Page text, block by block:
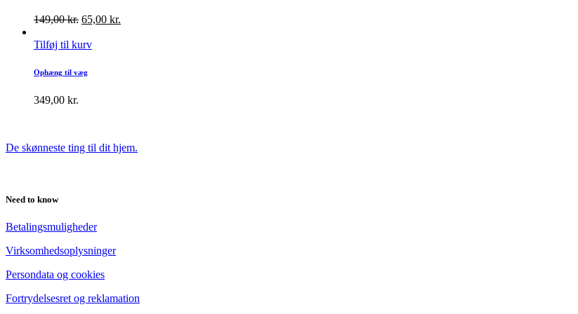
149,00kr. 65,00 kr.
Tilføj til kurv
Ophæng til væg
349,00 kr.
De skønneste ting til dit hjem.
Need to know
Betalingsmuligheder
Virksomhedsoplysninger
Persondata og cookies
Fortrydelsesret og reklamation